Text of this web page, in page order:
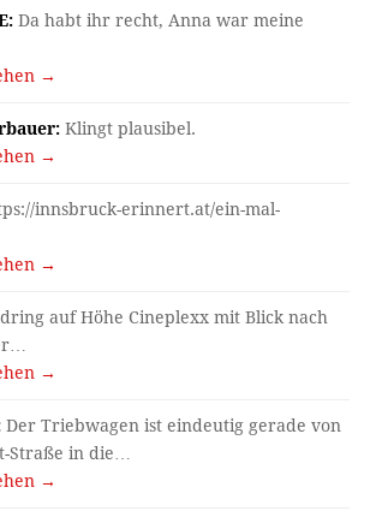
Da habt ihr recht, Anna war meine
→
Klingt plausibel.
→
innsbruck-erinnert.at/ein-mal-
→
auf Höhe Cineplexx mit Blick nach
→
Der Triebwagen ist eindeutig gerade von
Straße in die…
→